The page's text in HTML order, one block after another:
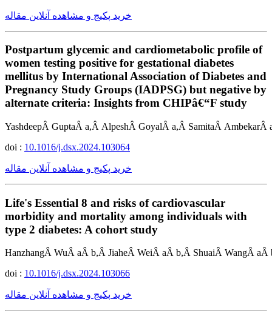
خرید پکیج و مشاهده آنلاین مقاله
Postpartum glycemic and cardiometabolic profile of
women testing positive for gestational diabetes
mellitus by International Association of Diabetes and
Pregnancy Study Groups (IADPSG) but negative by
alternate criteria: Insights from CHIPâ€“F study
YashdeepÂ GuptaÂ a,Â AlpeshÂ GoyalÂ a,Â SamitaÂ
doi : 10.1016/j.dsx.2024.103064
خرید پکیج و مشاهده آنلاین مقاله
Life's Essential 8 and risks of cardiovascular
morbidity and mortality among individuals with
type 2 diabetes: A cohort study
HanzhangÂ WuÂ aÂ b,Â JiaheÂ WeiÂ aÂ b,Â ShuaiÂ WangÂ
doi : 10.1016/j.dsx.2024.103066
خرید پکیج و مشاهده آنلاین مقاله